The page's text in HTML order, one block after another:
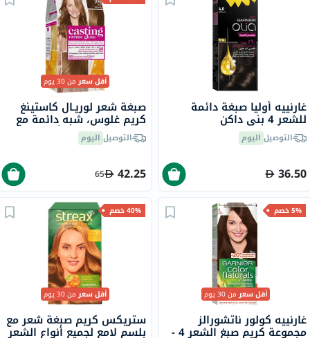
غارنييه أوليا صبغة دائمة
للشعر 4 بني داكن
التوصيل اليوم
36.50
أقل سعرمن 30 يوم
صبغة شعر لوريـال كاستينغ
كريم غلوس، شبه دائمة مع
بلسم، بدرجة 700 أشقر
التوصيل اليوم
42.25
65
5% خصم
أقل سعرمن 30 يوم
غارنييه كولور ناتشورالز
مجموعة كريم صبغ الشعر 4 -
40% خصم
أقل سعرمن 30 يوم
ستريكس كريم صبغة شعر مع
بلسم لامع لجميع أنواع الشعر